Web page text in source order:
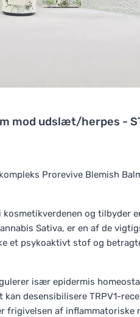
mod udslæt/herpes -
Prorevive Blemish
og tilbyder
Sativa, er en af de
et psykoaktivt stof og
især epidermis
desensibilisere TRPV1-
af inflammatoriske